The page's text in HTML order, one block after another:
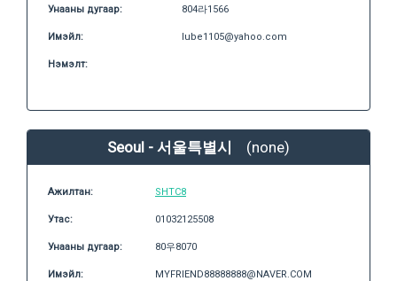
Унааны дугаар: 804라1566
Имэйл: lube1105@yahoo.com
Нэмэлт:
Seoul - 서울특별시 (none)
Ажилтан: SHTC8
Утас: 01032125508
Унааны дугаар: 80우8070
Имэйл: MYFRIEND88888888@NAVER.COM